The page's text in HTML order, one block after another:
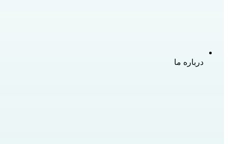
درباره ما